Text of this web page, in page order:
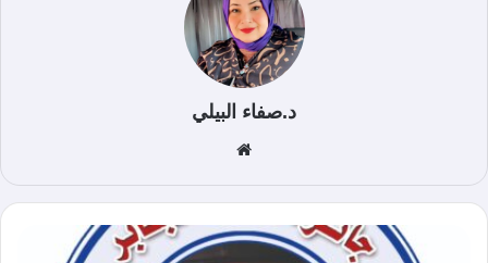
د.صفاء البيلي
الوي
ب